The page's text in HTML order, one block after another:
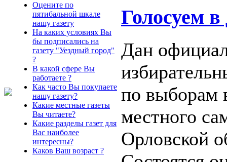
Оцените по
пятибальной шкале
нашу газету
На каких условиях Вы
бы подписались на
газету "Уездный город"
?
В какой сфере Вы
работаете ?
Как часто Вы покупаете
нашу газету?
Какие местные газеты
Вы читаете?
Какие разделы газет для
Вас наиболее
интересны?
Каков Ваш возраст ?
Голосуем
Дан
по выборам
местного
Орловской